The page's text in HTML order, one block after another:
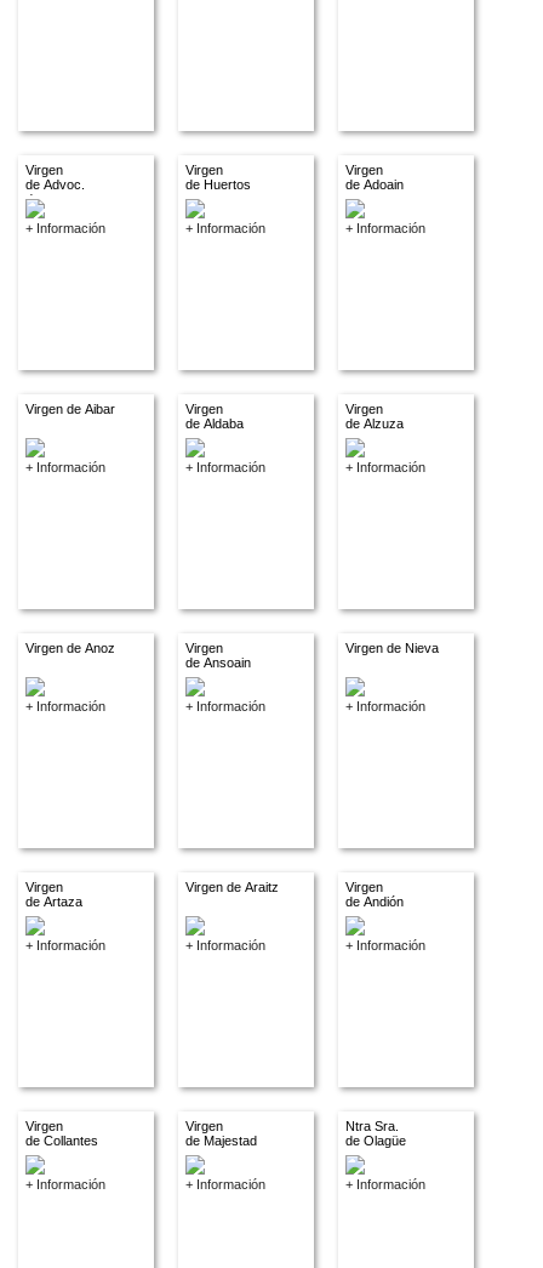
Virgen
de Advoc.
descon.
+ Información
Virgen
de Huertos
+ Información
Virgen
de Adoain
+ Información
Virgen de Aibar
+ Información
Virgen
de Aldaba
+ Información
Virgen
de Alzuza
+ Información
Virgen de Anoz
+ Información
Virgen
de Ansoain
+ Información
Virgen de Nieva
+ Información
Virgen
de Artaza
+ Información
Virgen de Araitz
+ Información
Virgen
de Andión
+ Información
Virgen
de Collantes
+ Información
Virgen
de Majestad
+ Información
Ntra Sra.
de Olagüe
+ Información